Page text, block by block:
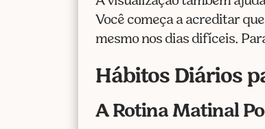
Você começa a acreditar
mesmo nos dias difíceis.
Hábitos Diários
A Rotina Matinal